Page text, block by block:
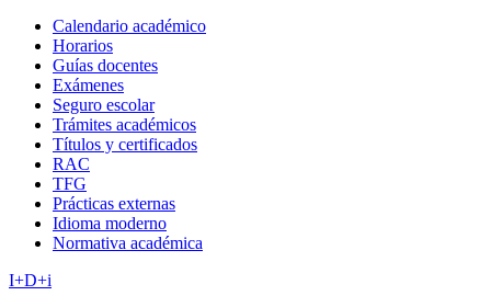
Calendario académico
Horarios
Guías docentes
Exámenes
Seguro escolar
Trámites académicos
Títulos y certificados
RAC
TFG
Prácticas externas
Idioma moderno
Normativa académica
I+D+i